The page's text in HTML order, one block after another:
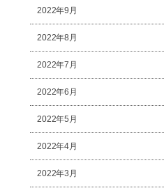
2022年9月
2022年8月
2022年7月
2022年6月
2022年5月
2022年4月
2022年3月